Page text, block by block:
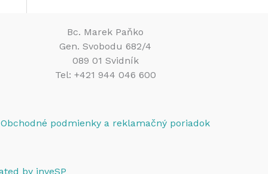
Bc. Marek Paňko
Gen. Svobodu 682/4
089 01 Svidník
Tel: +421 944 046 600
Obchodné podmienky a reklamačný poriadok
by inveSP